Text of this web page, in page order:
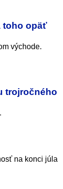
toho opäť
východe.
trojročného
na konci júla